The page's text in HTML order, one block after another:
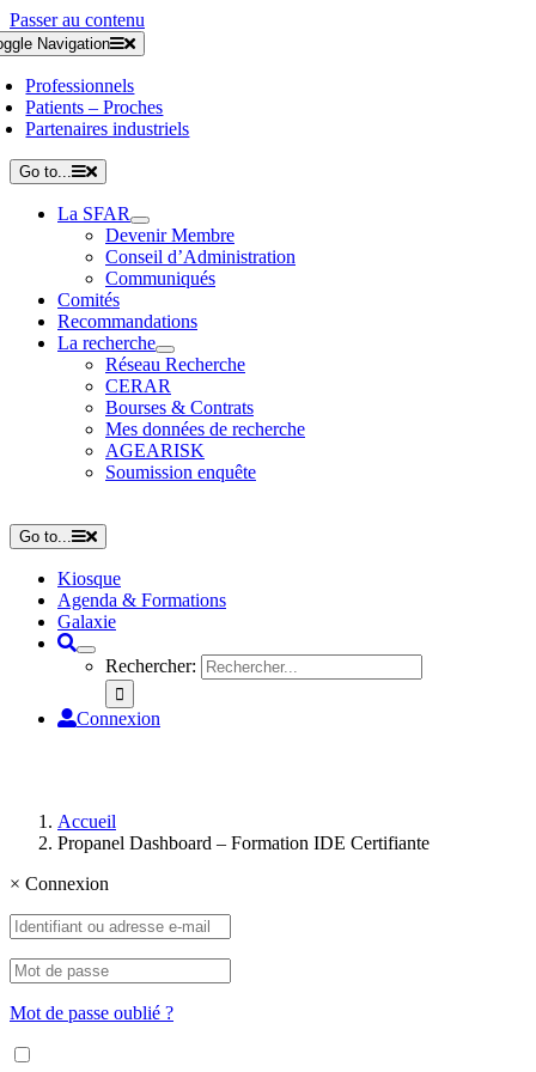
Passer au contenu
Navigation
Professionnels
Patients – Proches
Partenaires industriels
Go to...
La SFAR
Devenir Membre
Conseil d’Administration
Communiqués
Comités
Recommandations
La recherche
Réseau Recherche
CERAR
Bourses & Contrats
Mes données de recherche
AGEARISK
Soumission enquête
Go to...
Kiosque
Agenda & Formations
Galaxie
Rechercher:
Connexion
Accueil
Propanel Dashboard – Formation IDE Certifiante
× Connexion
Mot de passe oublié ?